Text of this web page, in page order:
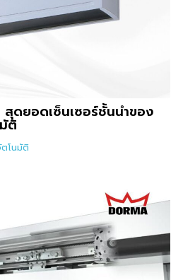
ดยอดเซ็นเซอร์ชั้นนำของ
ติ
ตโนมัติ